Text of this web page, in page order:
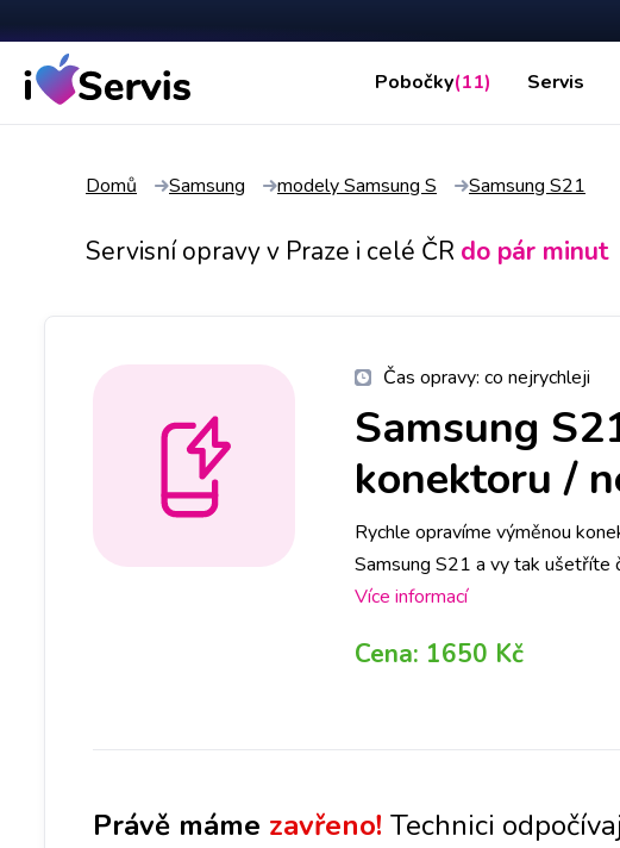
Pobočky(11) Servis
Domů Samsung modely Samsung S Samsung S21
Servisní opravy v Praze i celé ČR do pár minut
Čas opravy: co nejrychleji
Samsung
konektoru /
Rychle opravíme výměnou
Samsung S21 a vy tak ušetříte
jakékoliv pobočce a hned se na
Více informací
Cena: 1650 Kč
Právě máme zavřeno! Technici